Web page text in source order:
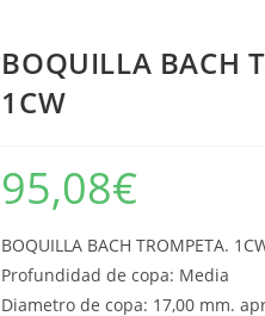
BOQUILLA BACH
1CW
95,08€
BOQUILLA BACH TROMPETA.
Profundidad de copa: Media
Diametro de copa: 17,00 mm.